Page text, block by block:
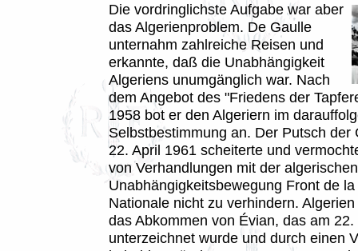
Die vordringlichste Aufgabe war aber
das Algerienproblem. De Gaulle
unternahm zahlreiche Reisen und
erkannte, daß die Unabhängigkeit
Algeriens unumgänglich war. Nach
dem Angebot des "Friedens der
1958 bot er den Algeriern im
Selbstbestimmung an. Der Putsch der
22. April 1961 scheiterte und
von Verhandlungen mit der algerischen
Unabhängigkeitsbewegung Front de
Nationale nicht zu verhindern.
das Abkommen von Évian, das am
unterzeichnet wurde und durch einen